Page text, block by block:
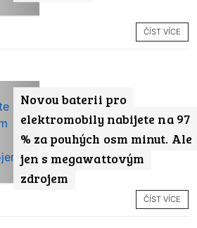
ČÍST VÍCE
Novou baterii pro
elektromobily nabijete na 97
% za pouhých osm minut. Ale
jen s megawattovým
zdrojem
ČÍST VÍCE